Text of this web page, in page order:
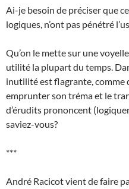
Ai-je besoin de préciser que
logiques, n’ont pas pénétré
Qu’on le mette sur une
utilité la plupart du temps.
inutilité est flagrante, comme
emprunter son tréma et le
d’érudits prononcent
saviez-vous?
***
André Racicot vient de faire